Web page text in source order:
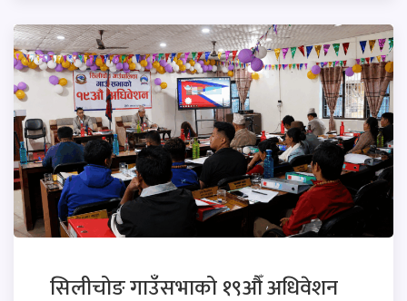
सिलीचोङ गाउँसभाको १९औँ अधिवेशन